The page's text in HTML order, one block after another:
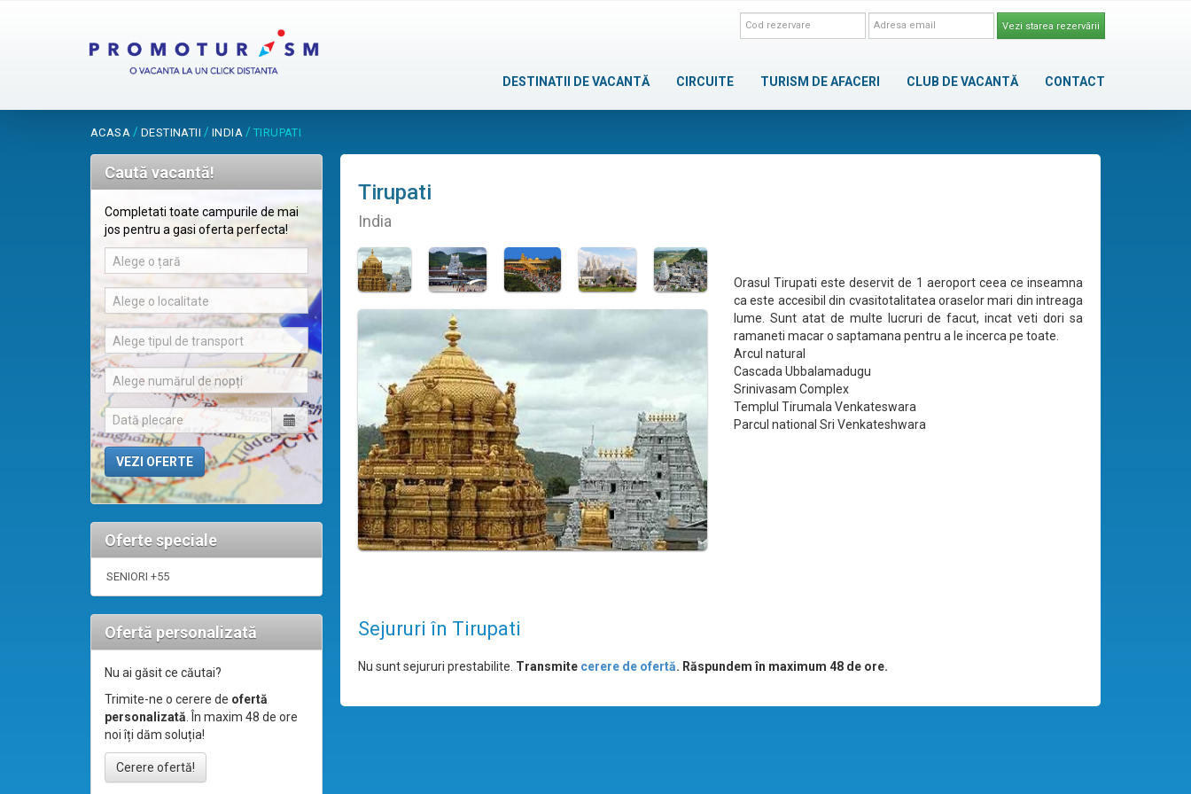
Vezi starea rezervării
DESTINATII DE VACANTĂ CIRCUITE TURISM DE AFACERI CLUB DE VACANTĂ CONTACT
ACASA / DESTINATII / INDIA / TIRUPATI
Caută vacantă!
Completati toate campurile de mai
jos pentru a gasi oferta perfecta!
Alege o țară
Alege o localitate
Alege tipul de transport
Alege numărul de nopți
Oferte speciale
SENIORI +55
Ofertă personalizată
Nu ai găsit ce căutai?
Trimite-ne o cerere de ofertă
personalizată. În maxim 48 de ore
noi îți dăm soluția!
Cerere ofertă!
Tirupati
India
Orasul Tirupati este deservit de 1 aeroport ceea ce inseamna
ca este accesibil din cvasitotalitatea oraselor mari din intreaga
lume. Sunt atat de multe lucruri de facut, incat veti dori sa
ramaneti macar o saptamana pentru a le incerca pe toate.
Arcul natural
Cascada Ubbalamadugu
Srinivasam Complex
Templul Tirumala Venkateswara
Parcul national Sri Venkateshwara
Sejururi în Tirupati
Nu sunt sejururi prestabilite. Transmite cerere de ofertă. Răspundem în maximum 48 de ore.